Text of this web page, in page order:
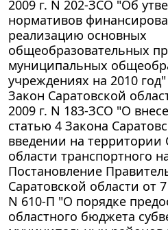
2009 г. N 202-ЗСО "Об
нормативов
реализацию основных
общеобразовательных
муниципальных
учреждениях на 2010 год"
Закон Саратовской
2009 г. N 183-ЗСО "О
статью 4 Закона
введении на территории
области транспортного
Постановление
Саратовской области от
N 610-П "О порядке
областного бюджета